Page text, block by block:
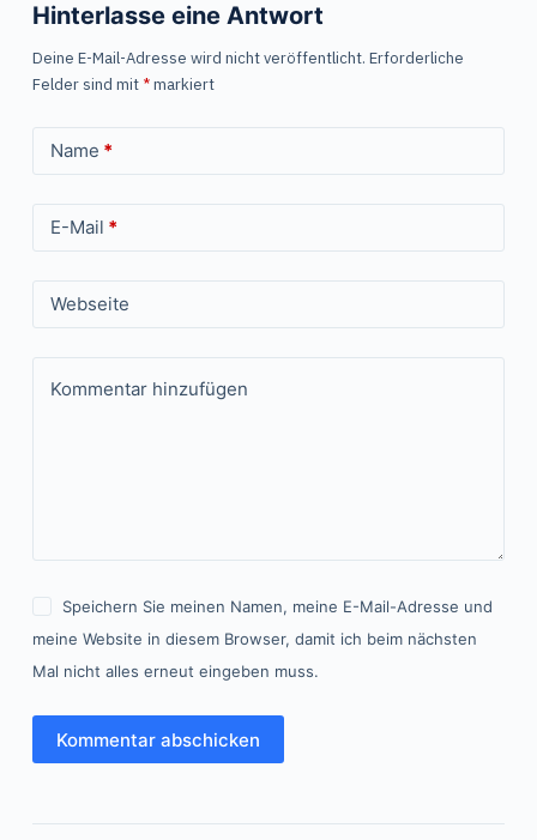
Hinterlasse eine Antwort
Deine E-Mail-Adresse wird nicht veröffentlicht. Erforderliche
Felder sind mit *markiert
Name *
E-Mail *
Webseite
Kommentar hinzufügen
Speichern Sie meinen Namen, meine E-Mail-Adresse und
meine Website in diesem Browser, damit ich beim nächsten
Mal nicht alles erneut eingeben muss.
Kommentar abschicken